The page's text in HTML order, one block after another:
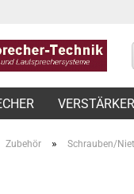
VERSTÄRKER
Zubehör » Schrauben/